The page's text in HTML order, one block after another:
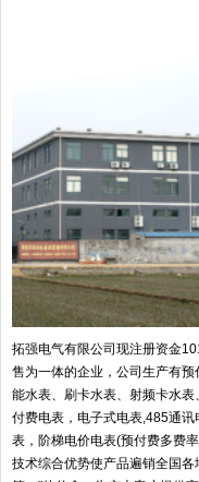
拓强电气有限公司现注册资金
售为一体的企业，公司生产有
能水表、刷卡水表、射频卡水
付费电表，电子式电表,485通
表，阶梯电价电表(预付费多费
技术综合优势使产品遍销全国